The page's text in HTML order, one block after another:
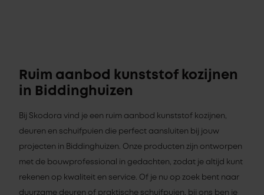
Ruim aanbod kunststof kozijnen
in Biddinghuizen
Bij Skodora vind je een ruim aanbod kunststof kozijnen,
deuren en schuifpuien die perfect aansluiten bij jouw
projecten in Biddinghuizen. Onze producten zijn ontworpen
met de bouwprofessional in gedachten, zodat je altijd kunt
rekenen op kwaliteit en service. Of je nu op zoek bent naar
duurzame deuren of praktische schuifpuien, bij ons ben je